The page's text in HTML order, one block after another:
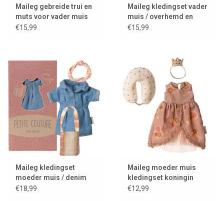
Maileg gebreide trui en
muts voor vader muis
€15,99
Maileg kledingset vader
muis / overhemd en
gestreepte broek
€15,99
Maileg kledingset
moeder muis / denim
jurk + tas + haarband
€18,99
Maileg moeder muis
kledingset koningin
€12,99